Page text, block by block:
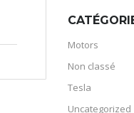
Motors
Non classé
Tesla
Uncategorized